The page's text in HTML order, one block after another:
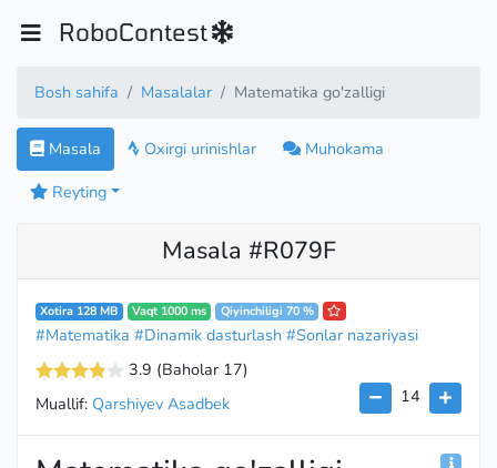
RoboContest
Bosh sahifa Masalalar Matematika go'zalligi
Masala Oxirgi urinishlar
Muhokama
Reyting
Masala #R079F
Xotira 128 MB Vaqt 1000 ms Qiyinchiligi 70 %
#Matematika #Dinamik dasturlash #Sonlar nazariyasi
3.9 (Baholar 17)
14
Muallif: Qarshiyev Asadbek